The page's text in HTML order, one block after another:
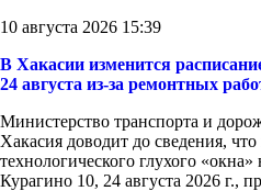
10 августа 2026 15:39
В Хакасии изменится
24 августа из-за ремонтных
Министерство транспорта и
Хакасия доводит до сведения,
технологического глухого
Курагино 10, 24 августа 2026 г.,